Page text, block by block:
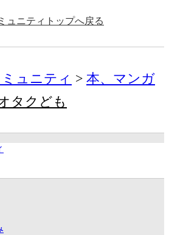
ュニティトップへ戻る
ミュニティ
本、マンガ
タクども